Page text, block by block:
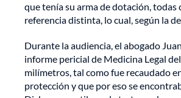
que tenía su arma de dotación, todas
referencia distinta, lo cual, según la
Durante la audiencia, el abogado
informe pericial de Medicina Legal
milímetros, tal como fue recaudado
protección y que por eso se